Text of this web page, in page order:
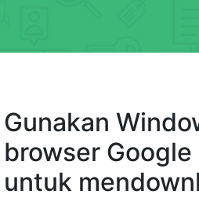
Gunakan
browser Google
untuk